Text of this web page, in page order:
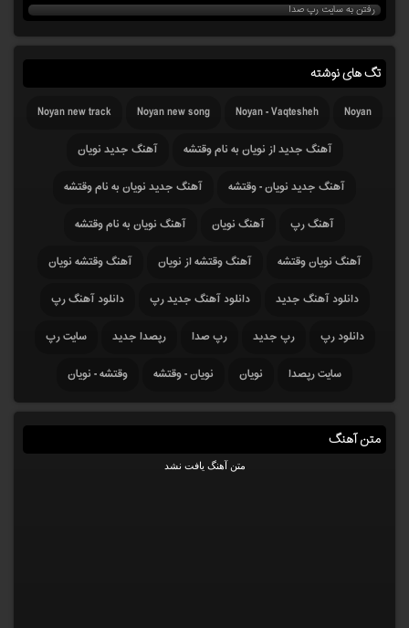
رفتن به سایت رپ صدا
تگ های نوشته
Noyan
Noyan - Vaqtesheh
Noyan new song
Noyan new track
آهنگ جدید از نویان به نام وقتشه
آهنگ جدید نویان
آهنگ جدید نویان - وقتشه
آهنگ جدید نویان به نام وقتشه
آهنگ رپ
آهنگ نویان
آهنگ نویان به نام وقتشه
آهنگ نویان وقتشه
آهنگ وقتشه از نویان
آهنگ وقتشه نویان
دانلود آهنگ جدید
دانلود آهنگ جدید رپ
دانلود آهنگ رپ
دانلود رپ
رپ جدید رپ صدا رپصدا جدید
سایت رپ
سایت رپصدا
نویان نویان - وقتشه وقتشه - نویان
متن آهنگ
متن آهنگ یافت نشد